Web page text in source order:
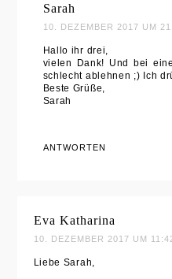
Sarah
10. DEZEMBER 2017 UM
Hallo ihr drei,
vielen Dank! Und bei
schlecht ablehnen ;) Ich
Beste Grüße,
Sarah
ANTWORTEN
Eva Katharina
10. DEZEMBER 2017 UM
Liebe Sarah,